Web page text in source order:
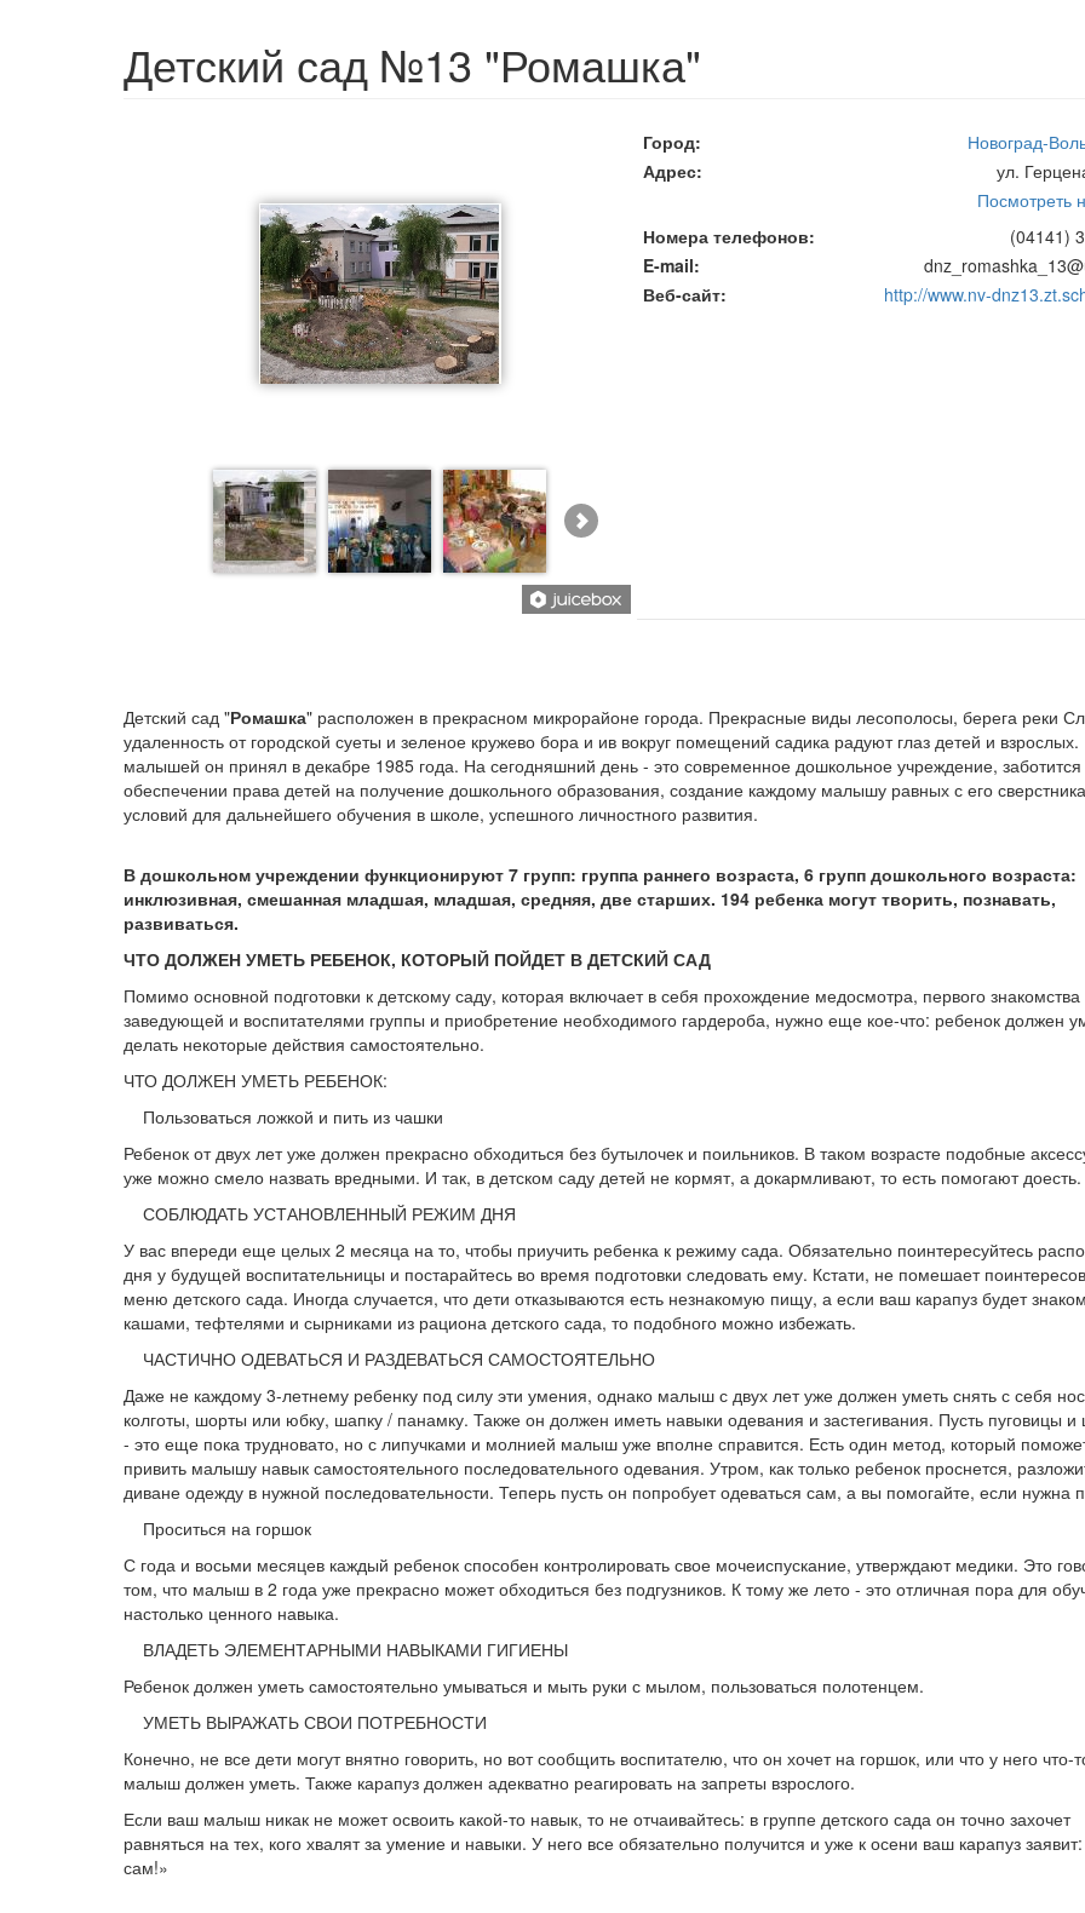
Детский сад №13 "Ромашка"
Город
Новоград-
Адрес
ул.
Посмотреть
Номера телефонов
(04141)
E-mail
Веб-сайт
http://www.nv-
Детский сад "Ромашка" расположен в прекрасном микрорайоне города. Прекрасные виды лесополосы, берега реки
удаленность от городской суеты и зеленое кружево бора и ив вокруг помещений садика радуют глаз детей и
малышей он принял в декабре 1985 года. На сегодняшний день - это современное дошкольное учреждение,
обеспечении права детей на получение дошкольного образования, создание каждому малышу равных с его
условий для дальнейшего обучения в школе, успешного личностного развития.
В дошкольном учреждении функционируют 7 групп: группа раннего возраста, 6 групп дошкольного возраста:
инклюзивная, смешанная младшая, младшая, средняя, ​​две старших. 194 ребенка могут творить, познавать,
развиваться.
ЧТО ДОЛЖЕН УМЕТЬ РЕБЕНОК, КОТОРЫЙ ПОЙДЕТ В ДЕТСКИЙ САД
Помимо основной подготовки к детскому саду, которая включает в себя прохождение медосмотра, первого знакомства
заведующей и воспитателями группы и приобретение необходимого гардероба, нужно еще кое-что: ребенок должен
делать некоторые действия самостоятельно.
ЧТО ДОЛЖЕН УМЕТЬ РЕБЕНОК:
Пользоваться ложкой и пить из чашки
Ребенок от двух лет уже должен прекрасно обходиться без бутылочек и поильников. В таком возрасте подобные
уже можно смело назвать вредными. И так, в детском саду детей не кормят, а докармливают, то есть помогают доесть.
СОБЛЮДАТЬ УСТАНОВЛЕННЫЙ РЕЖИМ ДНЯ
У вас впереди еще целых 2 месяца на то, чтобы приучить ребенка к режиму сада. Обязательно поинтересуйтесь
дня у будущей воспитательницы и постарайтесь во время подготовки следовать ему. Кстати, не помешает
меню детского сада. Иногда случается, что дети отказываются есть незнакомую пищу, а если ваш карапуз будет
кашами, тефтелями и сырниками из рациона детского сада, то подобного можно избежать.
ЧАСТИЧНО ОДЕВАТЬСЯ И РАЗДЕВАТЬСЯ САМОСТОЯТЕЛЬНО
Даже не каждому 3-летнему ребенку под силу эти умения, однако малыш с двух лет уже должен уметь снять с себя
колготы, шорты или юбку, шапку / панамку. Также он должен иметь навыки одевания и застегивания. Пусть пуговицы и
- это еще пока трудновато, но с липучками и молнией малыш уже вполне справится. Есть один метод, который
привить малышу навык самостоятельного последовательного одевания. Утром, как только ребенок проснется,
диване одежду в нужной последовательности. Теперь пусть он попробует одеваться сам, а вы помогайте, если нужна
Проситься на горшок
С года и восьми месяцев каждый ребенок способен контролировать свое мочеиспускание, утверждают медики. Это
том, что малыш в 2 года уже прекрасно может обходиться без подгузников. К тому же лето - это отличная пора для
настолько ценного навыка.
ВЛАДЕТЬ ЭЛЕМЕНТАРНЫМИ НАВЫКАМИ ГИГИЕНЫ
Ребенок должен уметь самостоятельно умываться и мыть руки с мылом, пользоваться полотенцем.
УМЕТЬ ВЫРАЖАТЬ СВОИ ПОТРЕБНОСТИ
Конечно, не все дети могут внятно говорить, но вот сообщить воспитателю, что он хочет на горшок, или что у него что-
малыш должен уметь. Также карапуз должен адекватно реагировать на запреты взрослого.
Если ваш малыш никак не может освоить какой-то навык, то не отчаивайтесь: в группе детского сада он точно захочет
равняться на тех, кого хвалят за умение и навыки. У него все обязательно получится и уже к осени ваш карапуз
сам!»